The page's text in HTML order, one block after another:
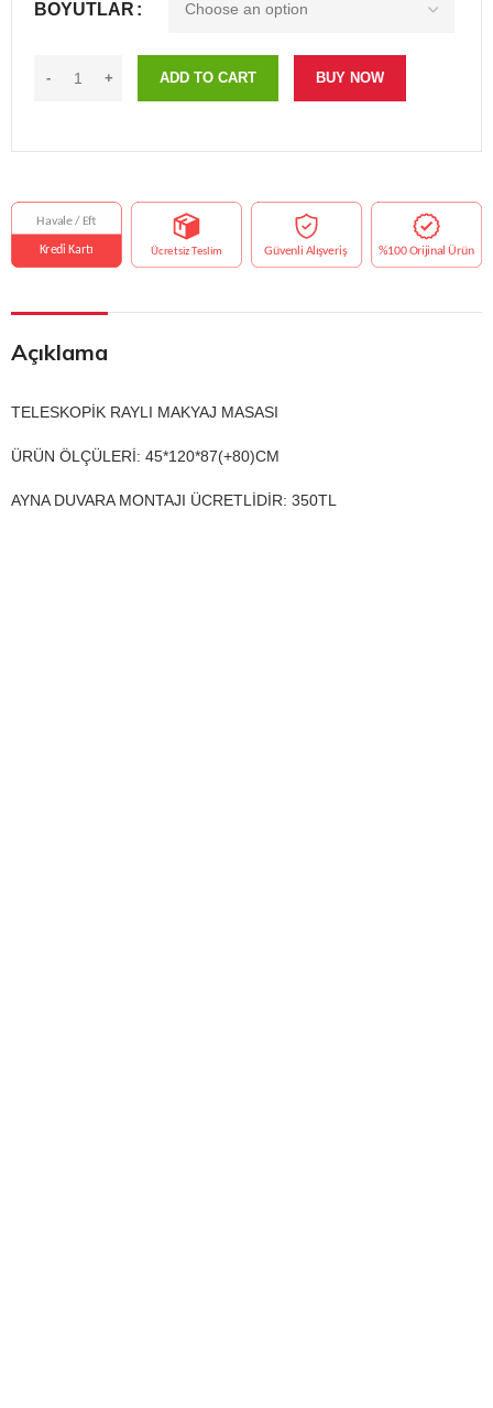
BOYUTLAR
ADD TO CART BUY NOW
Açıklama
TELESKOPİK RAYLI MAKYAJ MASASI
ÜRÜN ÖLÇÜLERİ: 45*120*87(+80)CM
AYNA DUVARA MONTAJI ÜCRETLİDİR: 350TL